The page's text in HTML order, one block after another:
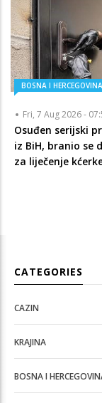
BOSNA I HERCEGOVINA
Fri, 7 Aug 2026 -
Osuđen serijski
iz BiH, branio se
za liječenje
CATEGORIES
CAZIN
KRAJINA
BOSNA I